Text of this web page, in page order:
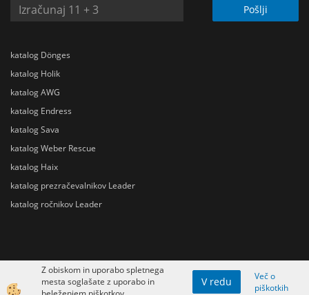
Pošlji
katalog Dönges
katalog Holik
katalog AWG
katalog Endress
katalog Sava
katalog Weber Rescue
katalog Haix
katalog prezračevalnikov Leader
katalog ročnikov Leader
Izdelava spletne trgovine
Z obiskom in uporabo spletnega
mesta soglašate z uporabo in
V redu
Več o
piškotkih